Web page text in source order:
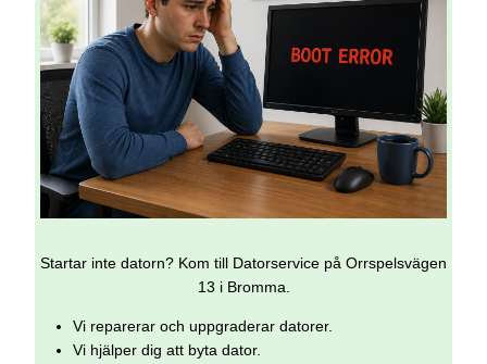
Startar inte datorn? Kom till Datorservice på Orrspelsvägen
13 i Bromma.
Vi reparerar och uppgraderar datorer.
Vi hjälper dig att byta dator.